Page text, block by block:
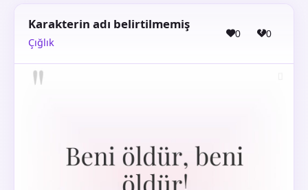
Karakterin adı belirtilmemiş
Çığlık
0 0